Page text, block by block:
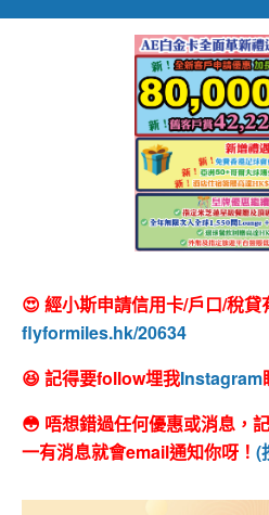
😍 經小斯申請信用卡/戶口/稅貸
flyformiles.hk/20634
😆 記得要follow埋我Instagram
😳 唔想錯過任何優惠或消息，
一有消息就會email通知你呀！ (